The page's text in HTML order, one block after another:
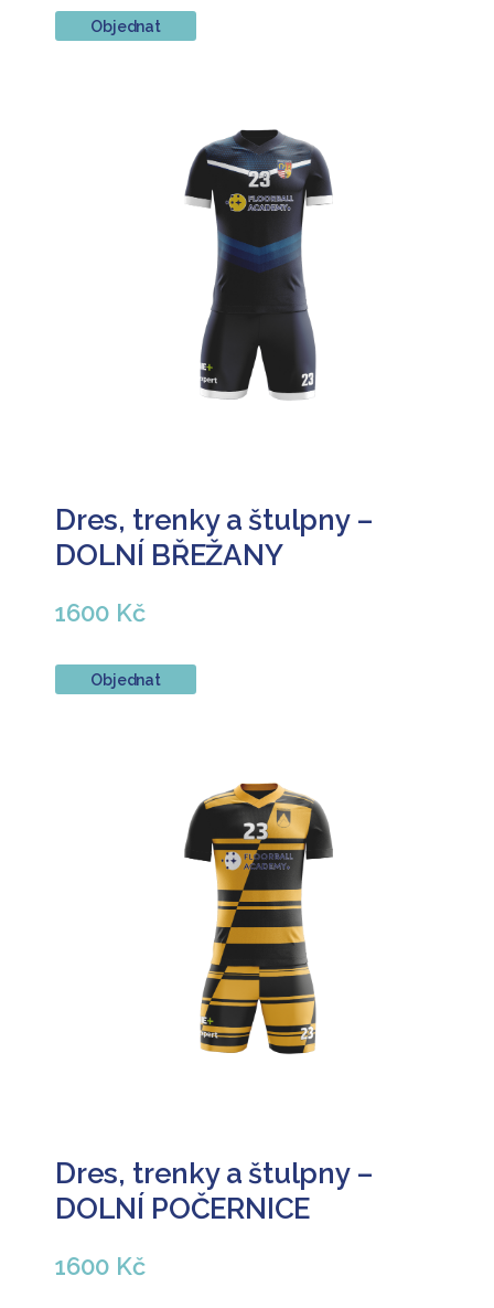
Objednat
Dres, trenky a štulpny –
DOLNÍ BŘEŽANY
1600 Kč
Objednat
Dres, trenky a štulpny –
DOLNÍ POČERNICE
1600 Kč